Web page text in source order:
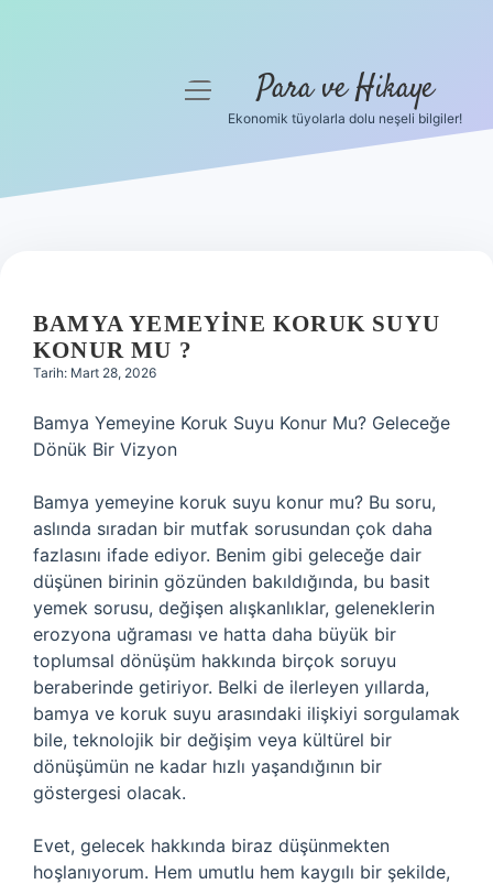
Hakkımızda
menüyü
Para ve Hikaye
Ekonomik tüyolarla dolu neşeli bilgiler!
BAMYA YEMEYINE KORUK SUYU
KONUR MU ?
Tarih: Mart 28, 2026
Bamya Yemeyine Koruk Suyu Konur Mu? Geleceğe
Dönük Bir Vizyon
Bamya yemeyine koruk suyu konur mu? Bu soru,
aslında sıradan bir mutfak sorusundan çok daha
fazlasını ifade ediyor. Benim gibi geleceğe dair
düşünen birinin gözünden bakıldığında, bu basit
yemek sorusu, değişen alışkanlıklar, geleneklerin
erozyona uğraması ve hatta daha büyük bir
toplumsal dönüşüm hakkında birçok soruyu
beraberinde getiriyor. Belki de ilerleyen yıllarda,
bamya ve koruk suyu arasındaki ilişkiyi sorgulamak
bile, teknolojik bir değişim veya kültürel bir
dönüşümün ne kadar hızlı yaşandığının bir
göstergesi olacak.
Evet, gelecek hakkında biraz düşünmekten
hoşlanıyorum. Hem umutlu hem kaygılı bir şekilde,